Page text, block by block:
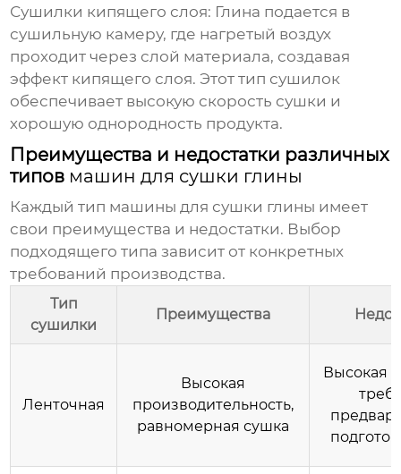
Сушилки кипящего слоя: Глина подается в
сушильную камеру, где нагретый воздух
проходит через слой материала, создавая
эффект кипящего слоя. Этот тип сушилок
обеспечивает высокую скорость сушки и
хорошую однородность продукта.
Преимущества и недостатки различных
типов машин для сушки глины
Каждый тип машины для сушки глины имеет
свои преимущества и недостатки. Выбор
подходящего типа зависит от конкретных
требований производства.
Тип
сушилки
Преимущества
Ленточная
Высокая
производительность,
равномерная сушка
Высокая